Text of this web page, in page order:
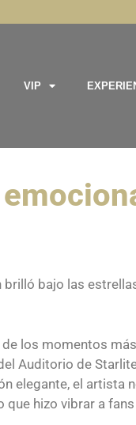
todas las cookies
básicas del sitio.
VIP
brilló bajo las
los momentos
Auditorio de
elegante, el artista
hizo vibrar a